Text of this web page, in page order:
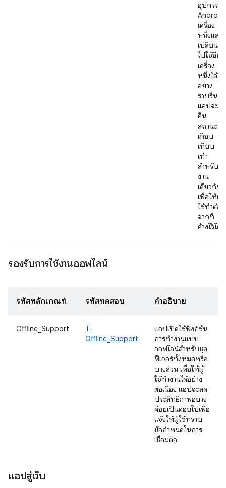
อุปกรณ์
Android
เครื่อง
หนึ่งและ
เปลี่ยน
ไปใช้อีก
เครื่อง
หนึ่งได้
อย่าง
ราบรื่น
แอปจะกู้
คืน
สถานะที่
เกือบ
เทียบ
เท่า
สำหรับ
งาน
เดียวกัน
เพื่อให้ผู้
ใช้ทำต่อ
จากที่
ค้างไว้ได้
รองรับการใช้งานออฟไลน์
รหัสหลักเกณฑ์ รหัสทดสอบ คำอธิบาย
Offline_Support
T-
Offline_Support
แอปเปิดใช้ฟังก์ชัน
การทำงานแบบ
ออฟไลน์สำหรับชุด
ฟีเจอร์ทั้งหมดหรือ
บางส่วน เพื่อให้ผู้
ใช้ทำงานได้อย่าง
ต่อเนื่อง แอปจะลด
ประสิทธิภาพอย่าง
ค่อยเป็นค่อยไปเพื่อ
แจ้งให้ผู้ใช้ทราบ
ข้อกำหนดในการ
เชื่อมต่อ
แอปสู่เว็บ